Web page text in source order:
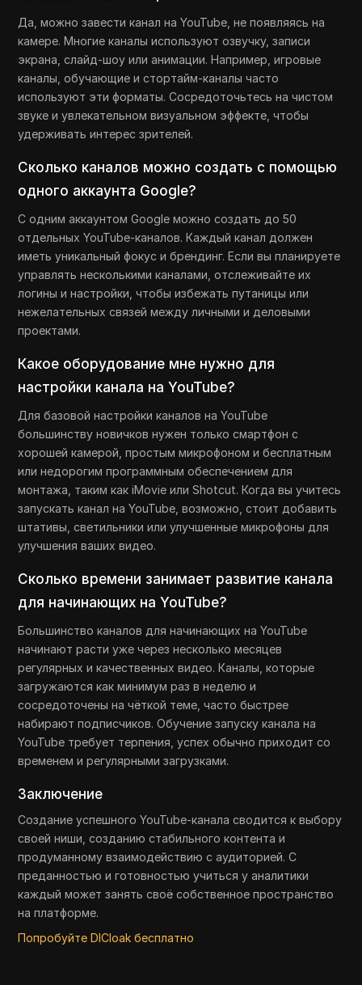
Да, можно завести канал на YouTube, не появляясь на
камере. Многие каналы используют озвучку, записи
экрана, слайд-шоу или анимации. Например, игровые
каналы, обучающие и стортайм-каналы часто
используют эти форматы. Сосредоточьтесь на чистом
звуке и увлекательном визуальном эффекте, чтобы
удерживать интерес зрителей.
Сколько каналов можно создать с помощью
одного аккаунта Google?
С одним аккаунтом Google можно создать до 50
отдельных YouTube-каналов. Каждый канал должен
иметь уникальный фокус и брендинг. Если вы планируете
управлять несколькими каналами, отслеживайте их
логины и настройки, чтобы избежать путаницы или
нежелательных связей между личными и деловыми
проектами.
Какое оборудование мне нужно для
настройки канала на YouTube?
Для базовой настройки каналов на YouTube
большинству новичков нужен только смартфон с
хорошей камерой, простым микрофоном и бесплатным
или недорогим программным обеспечением для
монтажа, таким как iMovie или Shotcut. Когда вы учитесь
запускать канал на YouTube, возможно, стоит добавить
штативы, светильники или улучшенные микрофоны для
улучшения ваших видео.
Сколько времени занимает развитие канала
для начинающих на YouTube?
Большинство каналов для начинающих на YouTube
начинают расти уже через несколько месяцев
регулярных и качественных видео. Каналы, которые
загружаются как минимум раз в неделю и
сосредоточены на чёткой теме, часто быстрее
набирают подписчиков. Обучение запуску канала на
YouTube требует терпения, успех обычно приходит со
временем и регулярными загрузками.
Заключение
Создание успешного YouTube-канала сводится к выбору
своей ниши, созданию стабильного контента и
продуманному взаимодействию с аудиторией. С
преданностью и готовностью учиться у аналитики
каждый может занять своё собственное пространство
на платформе.
Попробуйте DICloak бесплатно